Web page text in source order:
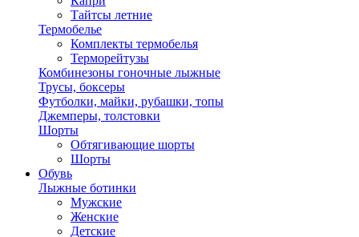
Тайтсы летние
Термобелье
Комплекты термобелья
Терморейтузы
Комбинезоны гоночные лыжные
Трусы, боксеры
Футболки, майки, рубашки, топы
Джемперы, толстовки
Шорты
Обтягивающие шорты
Шорты
Обувь
Лыжные ботинки
Мужские
Женские
Детские